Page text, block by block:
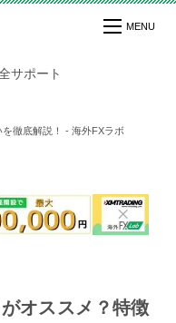
サポート
徹底解説！ - 海外FXラボ
オススメ？特徴